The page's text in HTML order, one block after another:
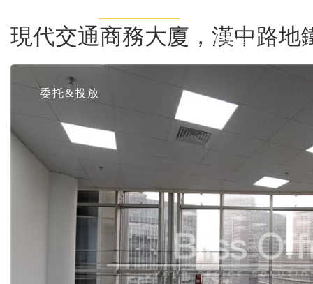
共享辦公
委托&投放
現代交通商務大廈，漢中路地